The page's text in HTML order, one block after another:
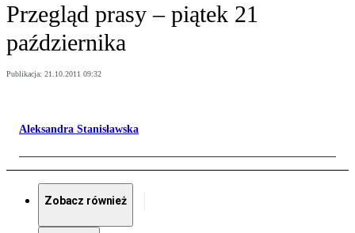
Przegląd prasy – piątek 21
października
Publikacja: 21.10.2011 09:32
Aleksandra Stanisławska
Zobacz również